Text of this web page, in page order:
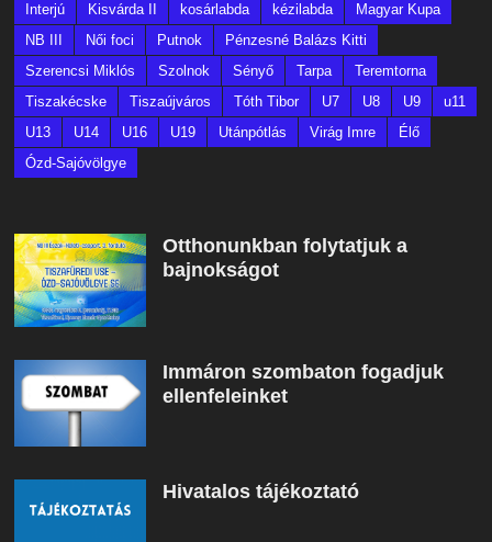
Interjú
Kisvárda II kosárlabda kézilabda
Magyar Kupa
NB III
Női foci Putnok
Pénzesné Balázs Kitti
Szerencsi Miklós
Szolnok Sényő Tarpa
Teremtorna
Tiszakécske
Tiszaújváros Tóth Tibor U7 U8 U9
u11
U13
U14 U16 U19 Utánpótlás Virág Imre
Élő
Ózd-Sajóvölgye
Otthonunkban folytatjuk a
bajnokságot
Immáron szombaton fogadjuk
ellenfeleinket
Hivatalos tájékoztató